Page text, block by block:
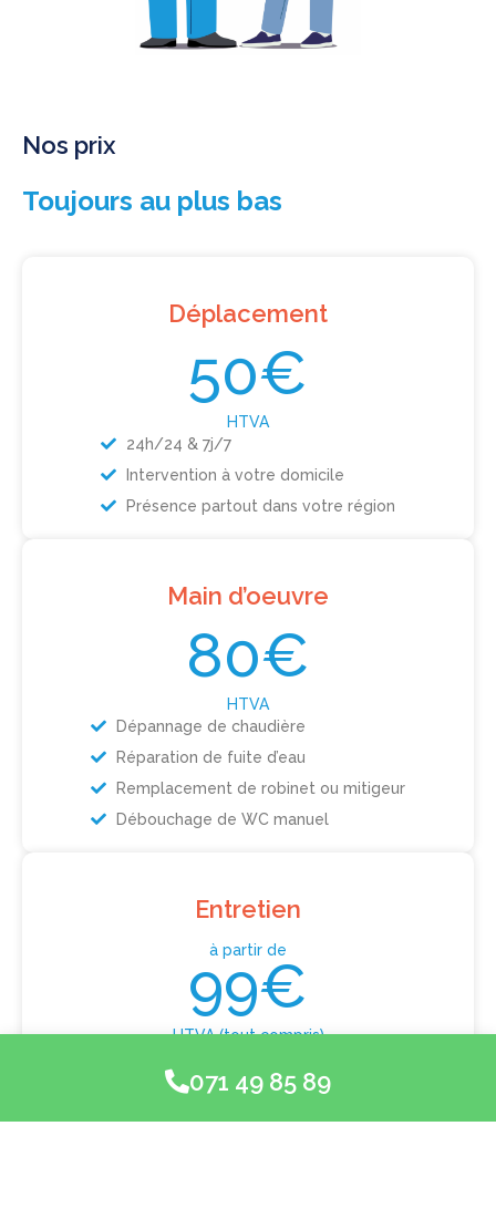
071 49 85 89
Nos prix
Toujours au plus bas
Déplacement
50€
HTVA
24h/24 & 7j/7
Intervention à votre domicile
Présence partout dans votre région
Main d’oeuvre
80€
HTVA
Dépannage de chaudière
Réparation de fuite d’eau
Remplacement de robinet ou mitigeur
Débouchage de WC manuel
Entretien
à partir de
99€
HTVA (tout compris)
Entretien de chaudière
Contrôle périodique